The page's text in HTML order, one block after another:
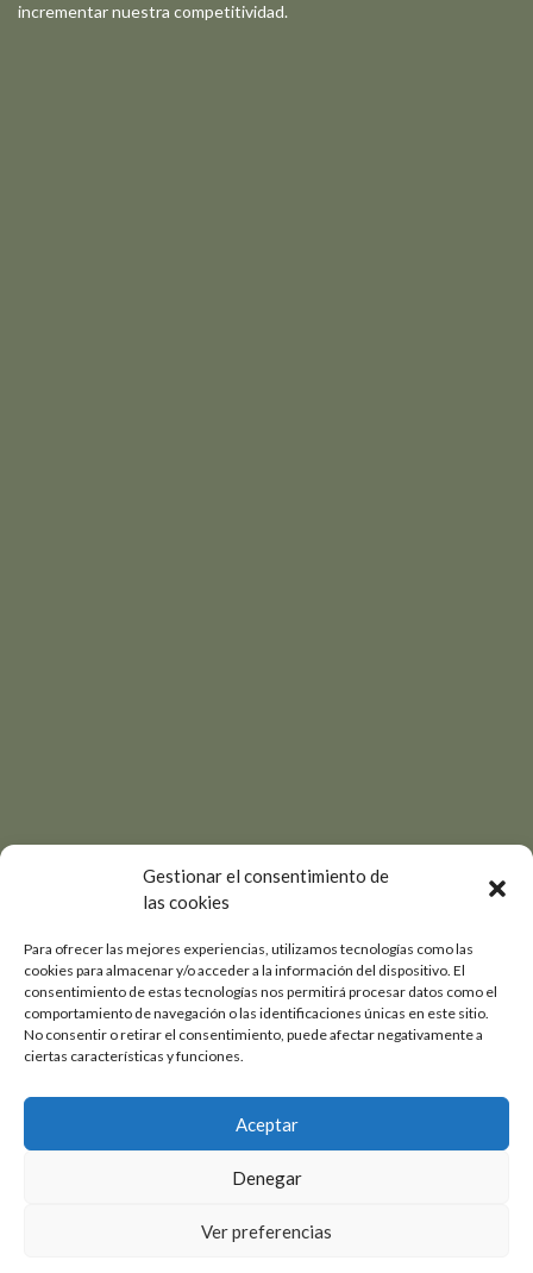
Gestionar el consentimiento de
las cookies
Para ofrecer las mejores experiencias, utilizamos tecnologías como las
cookies para almacenar y/o acceder a la información del dispositivo. El
consentimiento de estas tecnologías nos permitirá procesar datos como el
comportamiento de navegación o las identificaciones únicas en este sitio.
No consentir o retirar el consentimiento, puede afectar negativamente a
ciertas características y funciones.
Aceptar
Denegar
Ver preferencias
incrementar nuestra competitividad.